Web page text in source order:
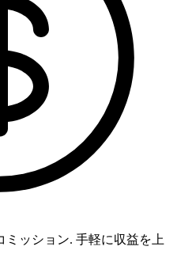
ミッション. 手軽に収益を上